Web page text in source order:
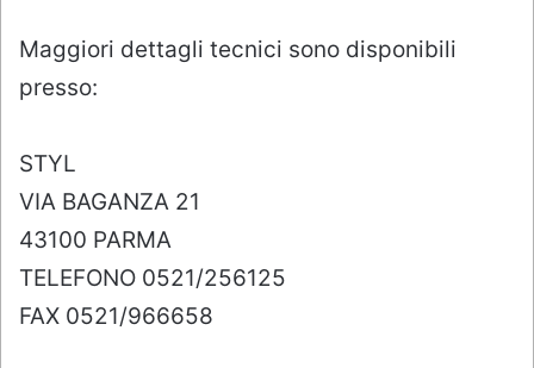
Maggiori dettagli tecnici sono disponibili
presso:
STYL
VIA BAGANZA 21
43100 PARMA
TELEFONO 0521/256125
FAX 0521/966658